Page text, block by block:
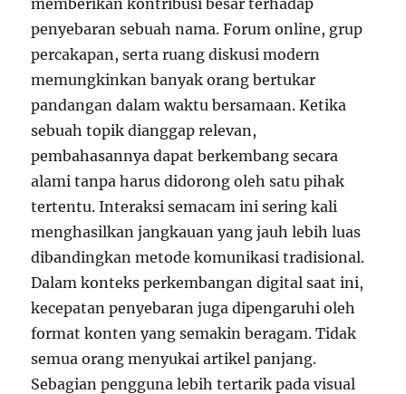
memberikan kontribusi besar terhadap
penyebaran sebuah nama. Forum online, grup
percakapan, serta ruang diskusi modern
memungkinkan banyak orang bertukar
pandangan dalam waktu bersamaan. Ketika
sebuah topik dianggap relevan,
pembahasannya dapat berkembang secara
alami tanpa harus didorong oleh satu pihak
tertentu. Interaksi semacam ini sering kali
menghasilkan jangkauan yang jauh lebih luas
dibandingkan metode komunikasi tradisional.
Dalam konteks perkembangan digital saat ini,
kecepatan penyebaran juga dipengaruhi oleh
format konten yang semakin beragam. Tidak
semua orang menyukai artikel panjang.
Sebagian pengguna lebih tertarik pada visual